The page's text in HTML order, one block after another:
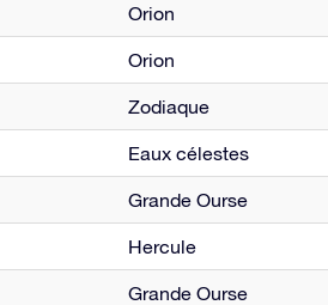
Orion
Orion
Zodiaque
Eaux célestes
Grande Ourse
Hercule
Grande Ourse